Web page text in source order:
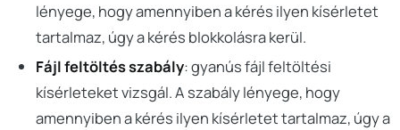
lényege, hogy amennyiben a kérés ilyen kísérletet
tartalmaz, úgy a kérés blokkolásra kerül.
Fájl feltöltés szabály: gyanús fájl feltöltési
kísérleteket vizsgál. A szabály lényege, hogy
amennyiben a kérés ilyen kísérletet tartalmaz, úgy a